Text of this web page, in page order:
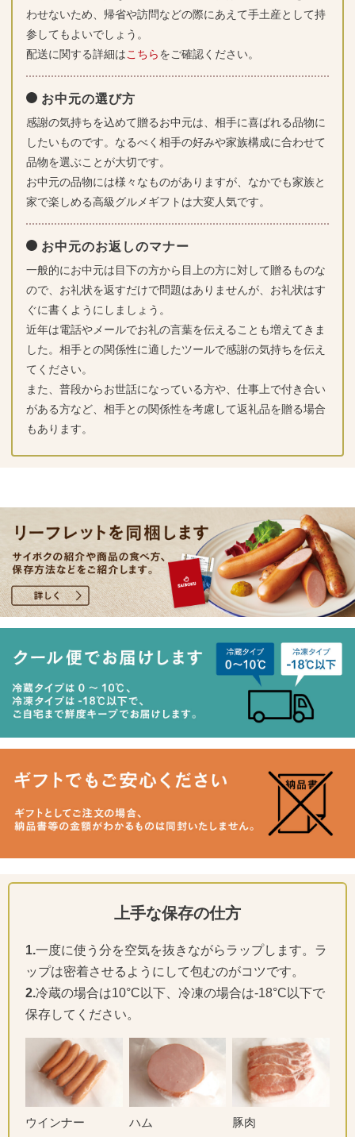
わせないため、帰省や訪問などの際にあえて手土産として持
参してもよいでしょう。
配送に関する詳細はこちらをご確認ください。
お中元の選び方
感謝の気持ちを込めて贈るお中元は、相手に喜ばれる品物に
したいものです。なるべく相手の好みや家族構成に合わせて
品物を選ぶことが大切です。
お中元の品物には様々なものがありますが、なかでも家族と
家で楽しめる高級グルメギフトは大変人気です。
お中元のお返しのマナー
一般的にお中元は目下の方から目上の方に対して贈るものな
ので、お礼状を返すだけで問題はありませんが、お礼状はす
ぐに書くようにしましょう。
近年は電話やメールでお礼の言葉を伝えることも増えてきま
した。相手との関係性に適したツールで感謝の気持ちを伝え
てください。
また、普段からお世話になっている方や、仕事上で付き合い
がある方など、相手との関係性を考慮して返礼品を贈る場合
もあります。
上手な保存の仕方
1.一度に使う分を空気を抜きながらラップします。ラ
ップは密着させるようにして包むのがコツです。
2.冷蔵の場合は10°C以下、冷凍の場合は-18°C以下で
保存してください。
ウインナー ハム 豚肉